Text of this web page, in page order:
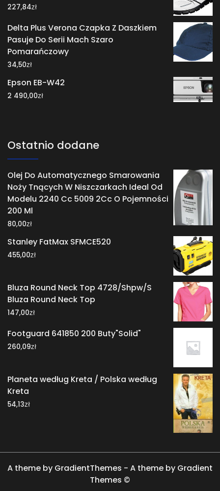
227,84zł
Delta Plus Verona Czapka Z Daszkiem
Pasuje Do Serii Mach Szaro
Pomarańczowy
34,50zł
Epson EB-W42
2 490,00zł
Ostatnio dodane
Olej Do Automatycznego Smarowania
Noży Tnących W Niszczarkach Ideal Od
Modelu 2240 Cc 5009 2Cc O Pojemności
200 Ml
80,00zł
Stanley FatMax SFMCE520
455,00zł
Bluza Round Neck Top 4728/Shpw/S
Bluza Round Neck Top
147,00zł
Footguard 641850 200 Buty"Solid"
260,09zł
Planeta według Kreta / Polska według
Kreta
54,13zł
A theme by GradientThemes - A theme by Gradient
Themes ©